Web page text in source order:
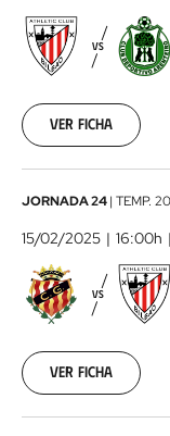
-
CD
Arenteiro
2025-
09
VS
Ver ficha
Gimnàstic
de
Tarragona
-
Bilbao
02-
15
JORNADA 24| TEMP.
15/02/2025 16:00h
VS
Ver ficha